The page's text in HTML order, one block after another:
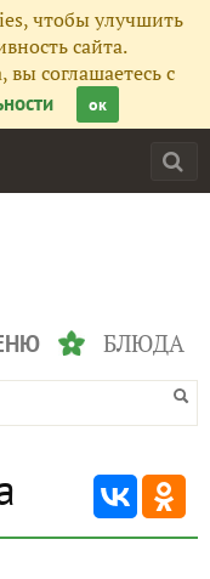
чтобы улучшить
сайта.
соглашаетесь с
ок
БЛЮДА